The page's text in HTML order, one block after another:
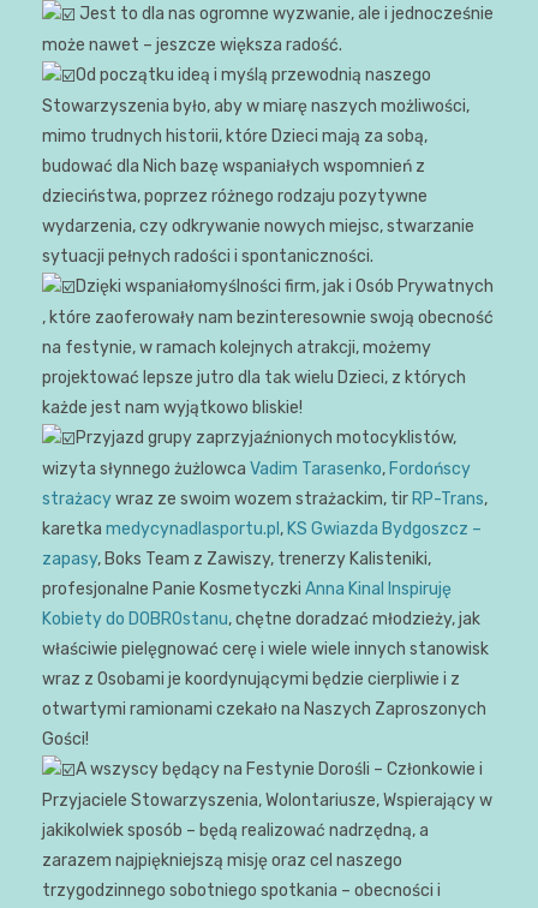
Jest to dla nas ogromne wyzwanie, ale i jednocześnie
może nawet – jeszcze większa radość.
Od początku ideą i myślą przewodnią naszego
Stowarzyszenia było, aby w miarę naszych możliwości,
mimo trudnych historii, które Dzieci mają za sobą,
budować dla Nich bazę wspaniałych wspomnień z
dzieciństwa, poprzez różnego rodzaju pozytywne
wydarzenia, czy odkrywanie nowych miejsc, stwarzanie
sytuacji pełnych radości i spontaniczności.
Dzięki wspaniałomyślności firm, jak i Osób Prywatnych
, które zaoferowały nam bezinteresownie swoją obecność
na festynie, w ramach kolejnych atrakcji, możemy
projektować lepsze jutro dla tak wielu Dzieci, z których
każde jest nam wyjątkowo bliskie!
Przyjazd grupy zaprzyjaźnionych motocyklistów,
wizyta słynnego żużlowca Vadim Tarasenko, Fordońscy
strażacywraz ze swoim wozem strażackim, tir RP-Trans,
karetka medycynadlasportu.pl , KS Gwiazda Bydgoszcz –
zapasy, Boks Team z Zawiszy, trenerzy Kalisteniki,
profesjonalne Panie Kosmetyczki Anna Kinal Inspiruję
Kobiety do DOBROstanu, chętne doradzać młodzieży, jak
właściwie pielęgnować cerę i wiele wiele innych stanowisk
wraz z Osobami je koordynującymi będzie cierpliwie i z
otwartymi ramionami czekało na Naszych Zaproszonych
Gości!
A wszyscy będący na Festynie Dorośli – Członkowie i
Przyjaciele Stowarzyszenia, Wolontariusze, Wspierający w
jakikolwiek sposób – będą realizować nadrzędną, a
zarazem najpiękniejszą misję oraz cel naszego
trzygodzinnego sobotniego spotkania – obecności i